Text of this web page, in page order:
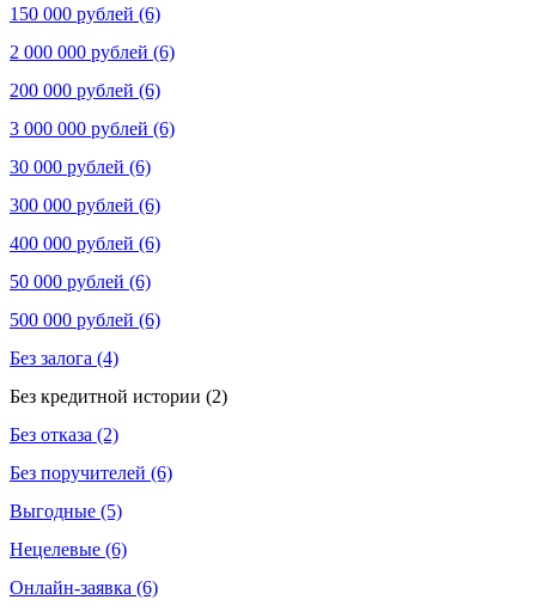
150 000 рублей (6)
2 000 000 рублей (6)
200 000 рублей (6)
3 000 000 рублей (6)
30 000 рублей (6)
300 000 рублей (6)
400 000 рублей (6)
50 000 рублей (6)
500 000 рублей (6)
Без залога (4)
Без кредитной истории (2)
Без отказа (2)
Без поручителей (6)
Выгодные (5)
Нецелевые (6)
Онлайн-заявка (6)